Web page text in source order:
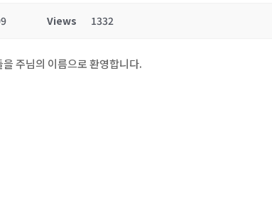
Views 1332
주님의 이름으로 환영합니다.